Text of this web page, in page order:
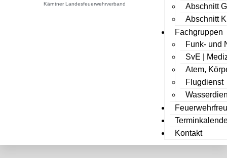
Kärntner Landesfeuerwehrverband
Abschnitt
Abschnitt
Fachgruppen
Funk- und
SvE |
Atem,
Flugdienst
Kontakt